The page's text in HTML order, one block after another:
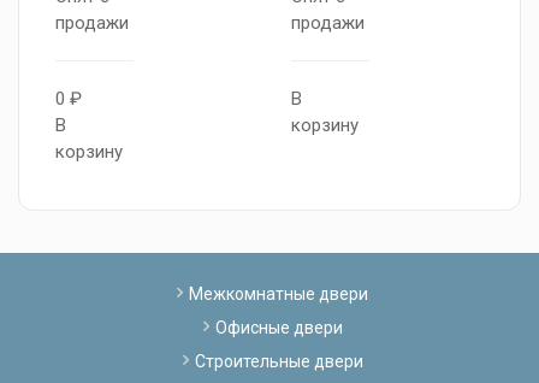
продажи
0 ₽
В
корзину
продажи
В
корзину
Межкомнатные двери
Офисные двери
Строительные двери